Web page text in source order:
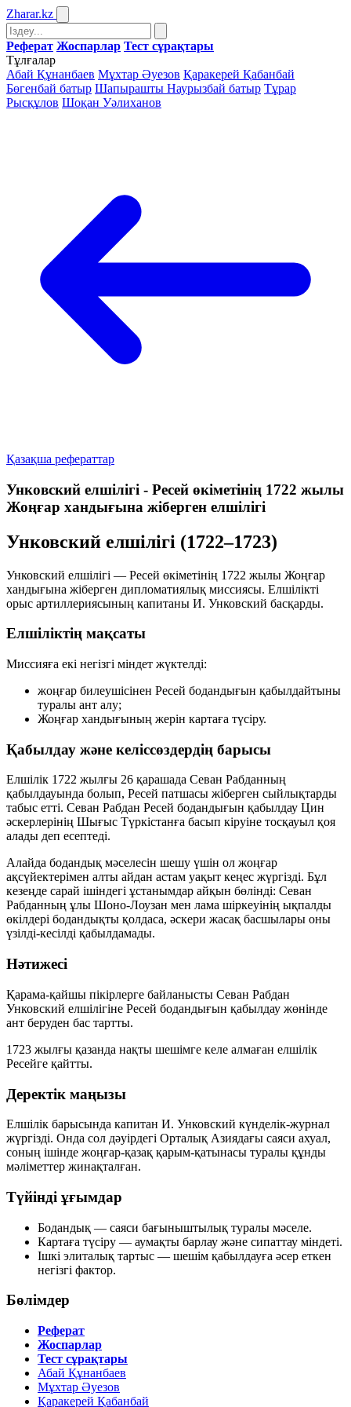
Zharar.kz
Реферат Жоспарлар Тест сұрақтары
Тұлғалар
Абай Құнанбаев Мұхтар Әуезов Қаракерей Қабанбай
Бөгенбай батыр Шапырашты Наурызбай батыр Тұрар
Рысқұлов Шоқан Уәлиханов
Қазақша рефераттар
Унковский елшілігі - Ресей өкіметінің 1722 жылы
Жоңғар хандығына жіберген елшілігі
Унковский елшілігі (1722–1723)
Унковский елшілігі — Ресей өкіметінің 1722 жылы Жоңғар
хандығына жіберген дипломатиялық миссиясы. Елшілікті
орыс артиллериясының капитаны И. Унковский басқарды.
Елшіліктің мақсаты
Миссияға екі негізгі міндет жүктелді:
жоңғар билеушісінен Ресей бодандығын қабылдайтыны
туралы ант алу;
Жоңғар хандығының жерін картаға түсіру.
Қабылдау және келіссөздердің барысы
Елшілік 1722 жылғы 26 қарашада Севан Рабданның
қабылдауында болып, Ресей патшасы жіберген сыйлықтарды
табыс етті. Севан Рабдан Ресей бодандығын қабылдау Цин
әскерлерінің Шығыс Түркістанға басып кіруіне тосқауыл қоя
алады деп есептеді.
Алайда бодандық мәселесін шешу үшін ол жоңғар
ақсүйектерімен алты айдан астам уақыт кеңес жүргізді. Бұл
кезеңде сарай ішіндегі ұстанымдар айқын бөлінді: Севан
Рабданның ұлы Шоно-Лоузан мен лама шіркеуінің ықпалды
өкілдері бодандықты қолдаса, әскери жасақ басшылары оны
үзілді-кесілді қабылдамады.
Нәтижесі
Қарама-қайшы пікірлерге байланысты Севан Рабдан
Унковский елшілігіне Ресей бодандығын қабылдау жөнінде
ант беруден бас тартты.
1723 жылғы қазанда нақты шешімге келе алмаған елшілік
Ресейге қайтты.
Деректік маңызы
Елшілік барысында капитан И. Унковский күнделік-журнал
жүргізді. Онда сол дәуірдегі Орталық Азиядағы саяси ахуал,
соның ішінде жоңғар-қазақ қарым-қатынасы туралы құнды
мәліметтер жинақталған.
Түйінді ұғымдар
Бодандық — саяси бағыныштылық туралы мәселе.
Картаға түсіру — аумақты барлау және сипаттау міндеті.
Ішкі элиталық тартыс — шешім қабылдауға әсер еткен
негізгі фактор.
Бөлімдер
Реферат
Жоспарлар
Тест сұрақтары
Абай Құнанбаев
Мұхтар Әуезов
Қаракерей Қабанбай